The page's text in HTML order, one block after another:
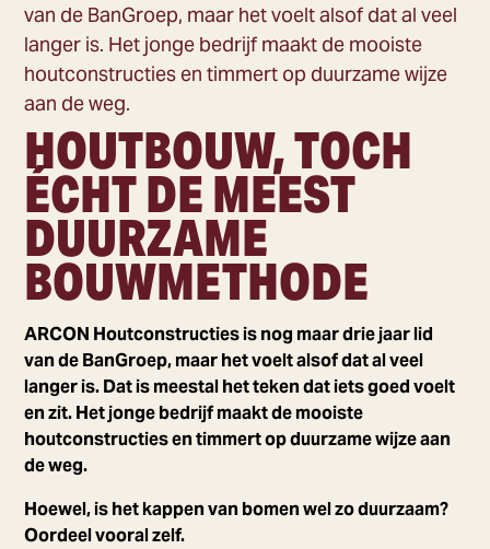
van de BanGroep, maar het voelt alsof dat al veel
langer is. Het jonge bedrijf maakt de mooiste
houtconstructies en timmert op duurzame wijze
aan de weg.
HOUTBOUW, TOCH
ÉCHT DE MEEST
DUURZAME
BOUWMETHODE
ARCON Houtconstructies is nog maar drie jaar lid
van de BanGroep, maar het voelt alsof dat al veel
langer is. Dat is meestal het teken dat iets goed voelt
en zit. Het jonge bedrijf maakt de mooiste
houtconstructies en timmert op duurzame wijze aan
de weg.
Hoewel, is het kappen van bomen wel zo duurzaam?
Oordeel vooral zelf.